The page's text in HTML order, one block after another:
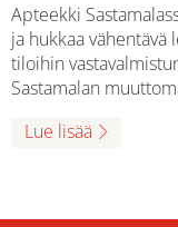
Apteekki
ja hukkaa
tiloihin
Sastamalan
Lue lisää